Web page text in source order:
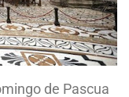
de Pascua